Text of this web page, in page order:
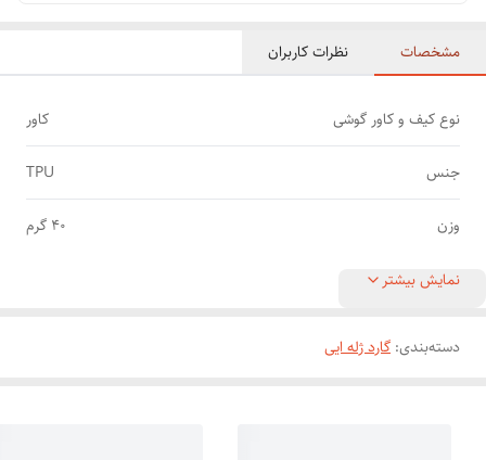
مشخصات نظرات کاربران
نوع کیف و کاور گوشی کاور
جنس TPU
وزن 40 گرم
نمایش بیشتر
دسته‌بندی: گارد ژله ایی